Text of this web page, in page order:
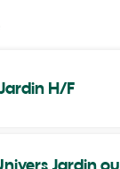
H/F
Jardin ou